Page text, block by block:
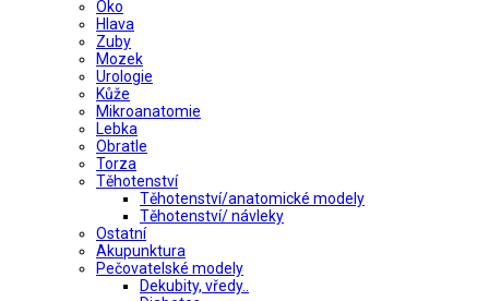
Oko
Hlava
Zuby
Mozek
Urologie
Kůže
Mikroanatomie
Lebka
Obratle
Torza
Těhotenství
Těhotenství/anatomické modely
Těhotenství/ návleky
Ostatní
Akupunktura
Pečovatelské modely
Dekubity, vředy..